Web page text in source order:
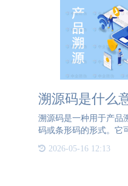
溯源码是什么
溯源码是一种用于产品
码或条形码的形式。它
者、生产商和监管机构
2026-05-16 12:13